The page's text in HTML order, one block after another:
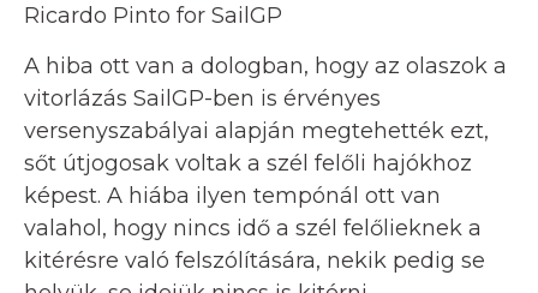
Ricardo Pinto for SailGP
A hiba ott van a dologban, hogy az olaszok a
vitorlázás SailGP-ben is érvényes
versenyszabályai alapján megtehették ezt,
sőt útjogosak voltak a szél felőli hajókhoz
képest. A hiába ilyen tempónál ott van
valahol, hogy nincs idő a szél felőlieknek a
kitérésre való felszólítására, nekik pedig se